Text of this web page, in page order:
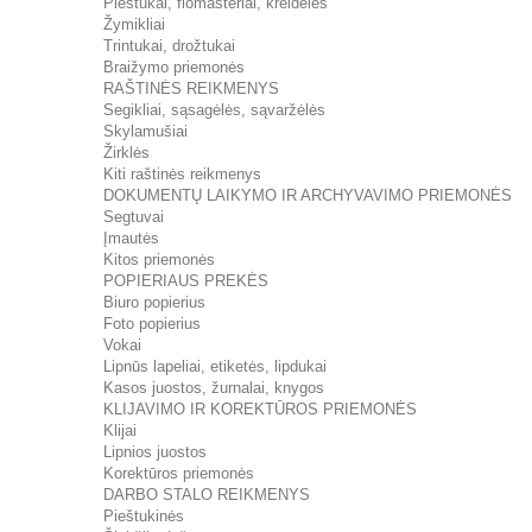
Žymikliai
Trintukai, drožtukai
Braižymo priemonės
RAŠTINĖS REIKMENYS
Segikliai, sąsagėlės, sąvaržėlės
Skylamušiai
Žirklės
Kiti raštinės reikmenys
DOKUMENTŲ LAIKYMO IR ARCHYVAVIMO PRIEMONĖS
Segtuvai
Įmautės
Kitos priemonės
POPIERIAUS PREKĖS
Biuro popierius
Foto popierius
Vokai
Lipnūs lapeliai, etiketės, lipdukai
Kasos juostos, žurnalai, knygos
KLIJAVIMO IR KOREKTŪROS PRIEMONĖS
Klijai
Lipnios juostos
Korektūros priemonės
DARBO STALO REIKMENYS
Pieštukinės